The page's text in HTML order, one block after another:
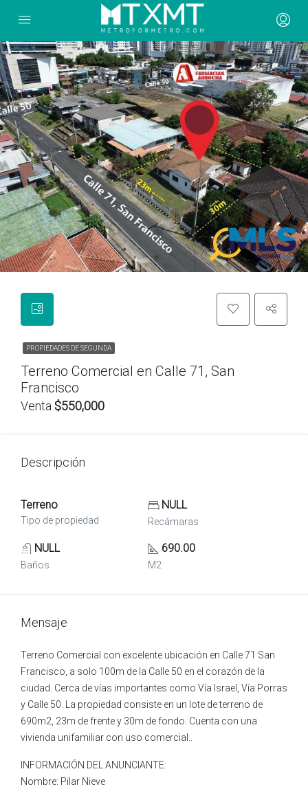
PROPIEDADES DE SEGUNDA
Terreno Comercial en Calle 71, San
Francisco
Venta $550,000
Descripción
Terreno
Tipo de propiedad
NULL
Recámaras
NULL
Baños
690.00
M2
Mensaje
Terreno Comercial con excelente ubicación en Calle 71 San
Francisco, a solo 100m de la Calle 50 en el corazón de la
ciudad. Cerca de vías importantes como Vía Israel, Vía Porras
y Calle 50. La propiedad consiste en un lote de terreno de
690m2, 23m de frente y 30m de fondo. Cuenta con una
vivienda unifamiliar con uso comercial..
INFORMACIÓN DEL ANUNCIANTE:
Nombre: Pilar Nieve